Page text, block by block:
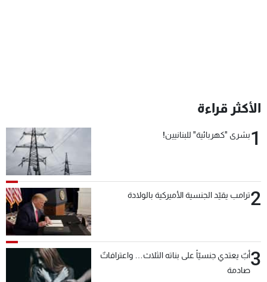
الأكثر قراءة
1بشرى "كهربائية" للبنانيين!
2ترامب يقيّد الجنسية الأميركية بالولادة
3أبٌ يعتدي جنسيّاً على بناته الثلاث… واعترافاتٌ
صادمة